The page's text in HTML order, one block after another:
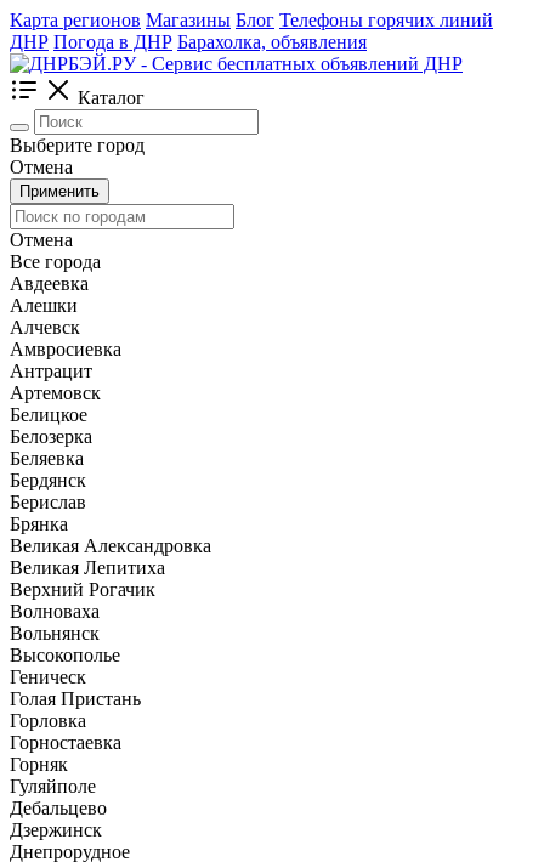
Карта регионов Магазины Блог Телефоны горячих линий
ДНР Погода в ДНР Барахолка, объявления
Каталог
Выберите город
Отмена
Применить
Отмена
Все города
Авдеевка
Алешки
Алчевск
Амвросиевка
Антрацит
Артемовск
Белицкое
Белозерка
Беляевка
Бердянск
Берислав
Брянка
Великая Александровка
Великая Лепитиха
Верхний Рогачик
Волноваха
Вольнянск
Высокополье
Геническ
Голая Пристань
Горловка
Горностаевка
Горняк
Гуляйполе
Дебальцево
Дзержинск
Днепрорудное